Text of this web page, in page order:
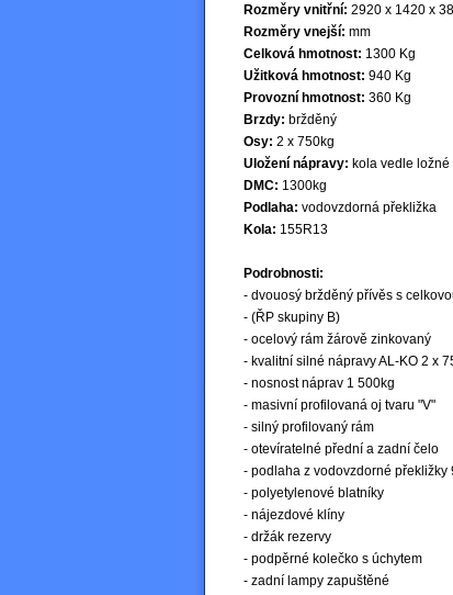
Rozměry vnitřní: 2920 x 1420 x
Rozměry vnejší: mm
Celková hmotnost: 1300 Kg
Užitková hmotnost: 940 Kg
Provozní hmotnost: 360 Kg
Brzdy: bržděný
Osy: 2 x 750kg
Uložení nápravy: kola vedle ložné
DMC: 1300kg
Podlaha: vodovzdorná překližka
Kola: 155R13
Podrobnosti:
- dvouosý bržděný přívěs s
- (ŘP skupiny B)
- ocelový rám žárově zinkovaný
- kvalitní silné nápravy AL-KO 2 x
- nosnost náprav 1 500kg
- masivní profilovaná oj tvaru "V"
- silný profilovaný rám
- otevíratelné přední a zadní čelo
- podlaha z vodovzdorné překližky
- polyetylenové blatníky
- nájezdové klíny
- držák rezervy
- podpěrné kolečko s úchytem
- zadní lampy zapuštěné